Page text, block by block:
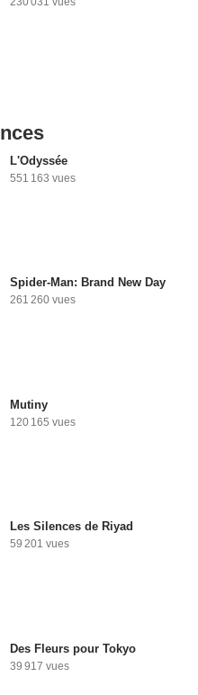
L'Odyssée
551 163 vues
Spider-Man: Brand New Day
261 260 vues
Mutiny
120 165 vues
Les Silences de Riyad
59 201 vues
Des Fleurs pour Tokyo
39 917 vues